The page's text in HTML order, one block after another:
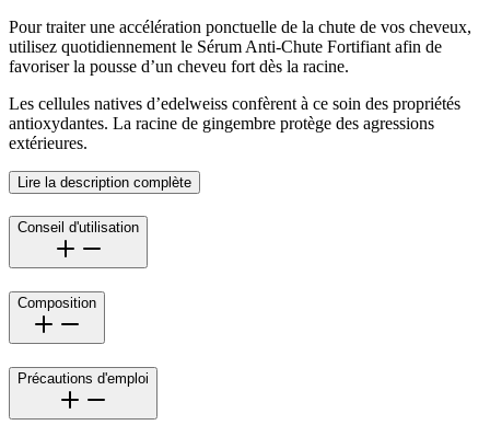
Pour traiter une accélération ponctuelle de la chute de vos cheveux,
utilisez quotidiennement le Sérum Anti-Chute Fortifiant afin de
favoriser la pousse d’un cheveu fort dès la racine.
Les cellules natives d’edelweiss confèrent à ce soin des propriétés
antioxydantes. La racine de gingembre protège des agressions
extérieures.
Lire la description complète
Conseil d'utilisation
Composition
Précautions d'emploi